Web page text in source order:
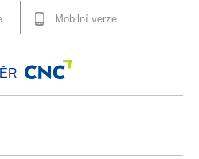
Mobilní verze